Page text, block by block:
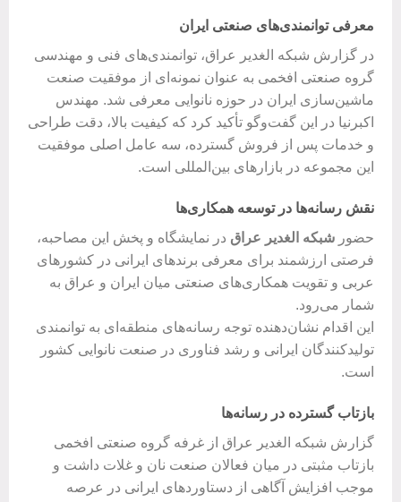
معرفی توانمندی‌های صنعتی ایران
در گزارش شبکه الغدیر عراق، توانمندی‌های فنی و مهندسی
گروه صنعتی افخمی به عنوان نمونه‌ای از موفقیت صنعت
ماشین‌سازی ایران در حوزه نانوایی معرفی شد. مهندس
اکبرنیا در این گفت‌وگو تأکید کرد که کیفیت بالا، دقت طراحی
و خدمات پس از فروش گسترده، سه عامل اصلی موفقیت
این مجموعه در بازارهای بین‌المللی است.
نقش رسانه‌ها در توسعه همکاری‌ها
حضور شبکه الغدیر عراق در نمایشگاه و پخش این مصاحبه،
فرصتی ارزشمند برای معرفی برندهای ایرانی در کشورهای
عربی و تقویت همکاری‌های صنعتی میان ایران و عراق به
شمار می‌رود.
این اقدام نشان‌دهنده توجه رسانه‌های منطقه‌ای به توانمندی
تولیدکنندگان ایرانی و رشد فناوری در صنعت نانوایی کشور
است.
بازتاب گسترده در رسانه‌ها
گزارش شبکه الغدیر عراق از غرفه گروه صنعتی افخمی
بازتاب مثبتی در میان فعالان صنعت نان و غلات داشت و
موجب افزایش آگاهی از دستاوردهای ایرانی در عرصه